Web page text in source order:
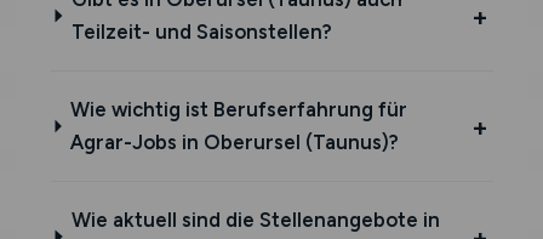
Teilzeit- und Saisonstellen?
Wie wichtig ist Berufserfahrung für
Agrar-Jobs in Oberursel (Taunus)?
Wie aktuell sind die Stellenangebote in